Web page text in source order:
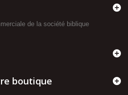
de la société biblique
boutique